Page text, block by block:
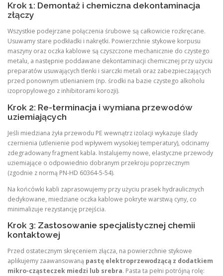
Krok 1: Demontaż i chemiczna dekontaminacja
złączy
Wszystkie podejrzane połączenia śrubowe są całkowicie rozkręcane.
Usuwamy stare podkładki i nakrętki. Powierzchnie stykowe korpusu
maszyny oraz oczka kablowe są czyszczone mechanicznie do czystego
metalu, a następnie poddawane dekontaminacji chemicznej przy użyciu
preparatów usuwających tlenki i siarczki metali oraz zabezpieczających
przed ponownym utlenianiem (np. środki na bazie czystego alkoholu
izopropylowego z inhibitorami korozji).
Krok 2: Re-terminacja i wymiana przewodów
uziemiających
Jeśli miedziana żyła przewodu PE wewnątrz izolacji wykazuje ślady
czernienia (utlenienie pod wpływem wysokiej temperatury), odcinamy
zdegradowany fragment kabla. Instalujemy nowe, elastyczne przewody
uziemiające o odpowiednio dobranym przekroju poprzecznym
(zgodnie z normą PN-HD 60364-5-54).
Na końcówki kabli zaprasowujemy przy użyciu prasek hydraulicznych
dedykowane, miedziane oczka kablowe pokryte warstwą cyny, co
minimalizuje rezystancję przejścia.
Krok 3: Zastosowanie specjalistycznej chemii
kontaktowej
Przed ostatecznym skręceniem złącza, na powierzchnie stykowe
aplikujemy zaawansowaną pastę elektroprzewodzącą z dodatkiem
mikro-cząsteczek miedzi lub srebra. Pasta ta pełni potrójną rolę: